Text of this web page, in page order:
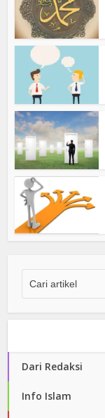
Dari Redaksi
Info Islam